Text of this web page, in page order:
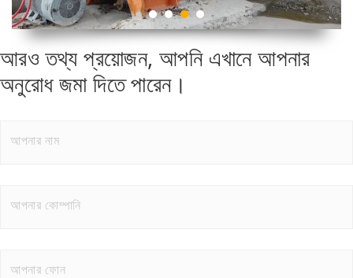
আরও তথ্য প্রয়োজন, আপনি এখানে আপনার
অনুরোধ জমা দিতে পারেন।